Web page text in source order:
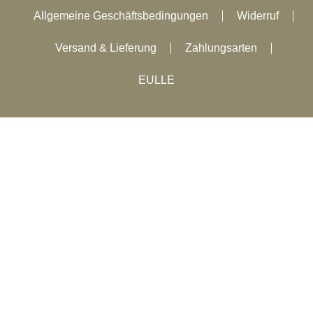
Allgemeine Geschäftsbedingungen Widerruf
Versand & Lieferung Zahlungsarten
EULLE